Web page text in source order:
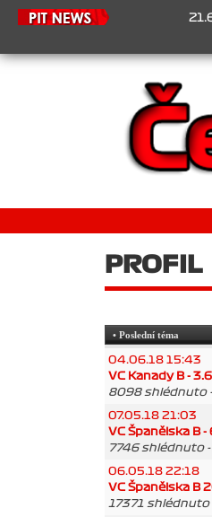
PROFIL
• Poslední téma
04.06.18 15:43
VC Kanady B -
8098 shlédnuto
07.05.18 21:03
VC Španělska B
7746 shlédnuto
06.05.18 22:18
VC Španělska B
17371 shlédnuto